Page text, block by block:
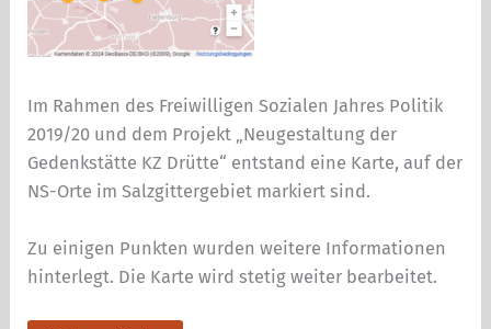
Im Rahmen des Freiwilligen Sozialen Jahres Politik
2019/20 und dem Projekt „Neugestaltung der
Gedenkstätte KZ Drütte“ entstand eine Karte, auf der
NS-Orte im Salzgittergebiet markiert sind.
Zu einigen Punkten wurden weitere Informationen
hinterlegt. Die Karte wird stetig weiter bearbeitet.